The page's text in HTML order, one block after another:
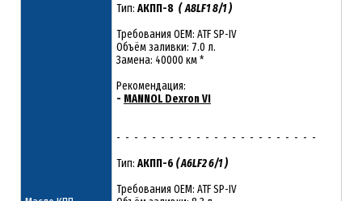
Тип: АКПП-8 ( A8LF18/1)
Требования OEM: ATF SP-IV
Объём заливки: 7.0 л.
Замена: 40000 км *
Рекомендация:
- MANNOL Dexron VI
- - - - - - - - - - - - - - - - - - - - - - -
Тип: АКПП-6 ( A6LF2 6/1 )
Требования OEM: ATF SP-IV